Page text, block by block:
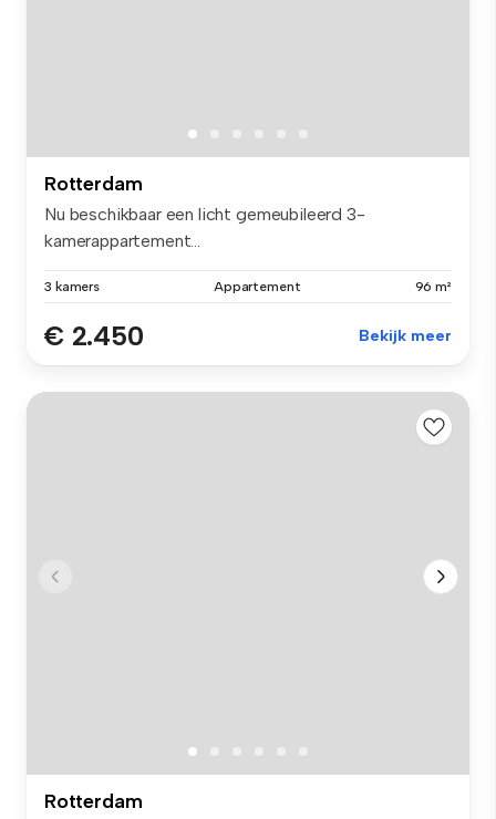
Rotterdam
Nu beschikbaar een licht gemeubileerd 3-
kamerappartement...
3 kamers Appartement 96 m²
€ 2.450 Bekijk meer
Rotterdam